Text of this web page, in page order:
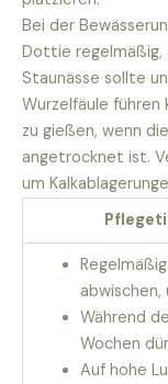
Bei der
Dottie regelmäßig,
Staunässe sollte
Wurzelfäule
zu gießen, wenn
angetrocknet ist.
um
Während
Wochen
Auf hohe